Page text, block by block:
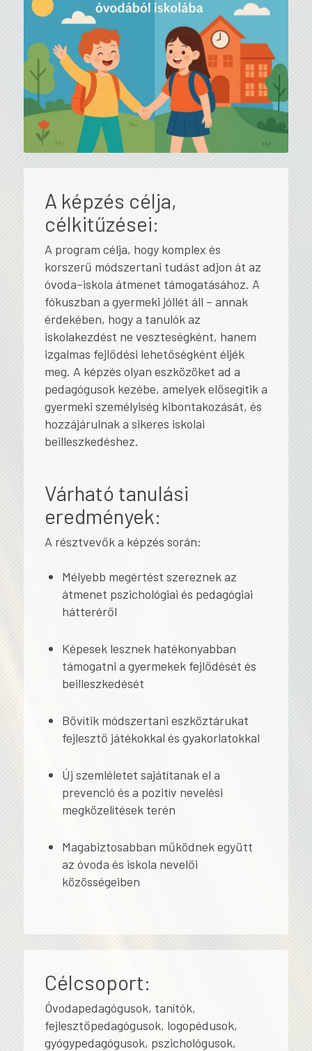
A képzés célja,
célkitűzései:
A program célja, hogy komplex és
korszerű módszertani tudást adjon át az
óvoda–iskola átmenet támogatásához. A
fókuszban a gyermeki jóllét áll – annak
érdekében, hogy a tanulók az
iskolakezdést ne veszteségként, hanem
izgalmas fejlődési lehetőségként éljék
meg. A képzés olyan eszközöket ad a
pedagógusok kezébe, amelyek elősegítik a
gyermeki személyiség kibontakozását, és
hozzájárulnak a sikeres iskolai
beilleszkedéshez.
Várható tanulási
eredmények:
A résztvevők a képzés során:
Mélyebb megértést szereznek az
átmenet pszichológiai és pedagógiai
hátteréről
Képesek lesznek hatékonyabban
támogatni a gyermekek fejlődését és
beilleszkedését
Bővítik módszertani eszköztárukat
fejlesztő játékokkal és gyakorlatokkal
Új szemléletet sajátítanak el a
prevenció és a pozitív nevelési
megközelítések terén
Magabiztosabban működnek együtt
az óvoda és iskola nevelői
közösségeiben
Célcsoport:
Óvodapedagógusok, tanítók,
fejlesztőpedagógusok, logopédusok,
gyógypedagógusok, pszichológusok,